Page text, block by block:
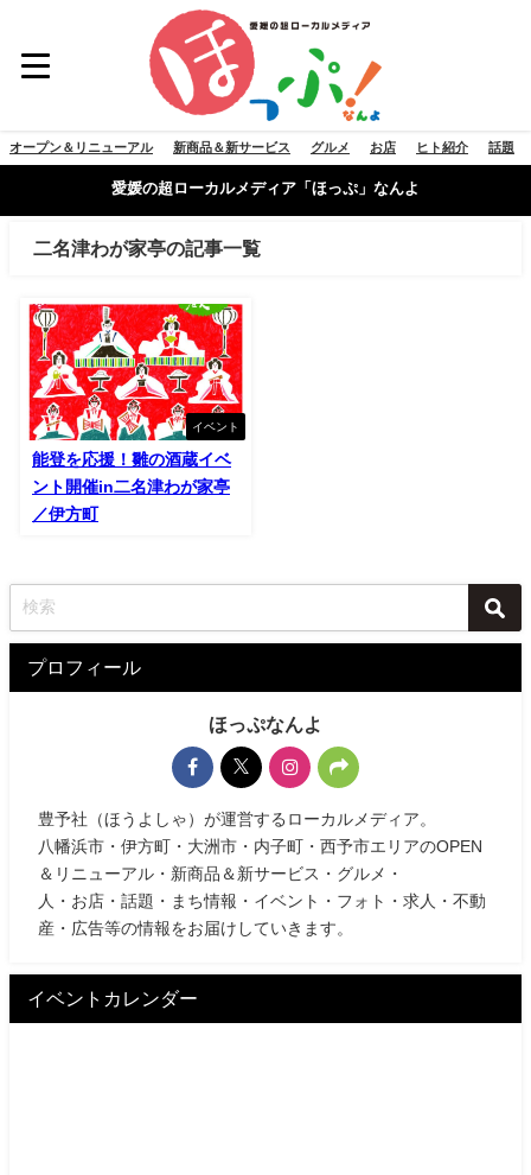
オープン＆リニューアル 新商品＆新サービス グルメ お店 ヒト紹介 話題
愛媛の超ローカルメディア「ほっぷ」なんよ
二名津わが家亭の記事一覧
イベント
能登を応援！雛の酒蔵イベ
ント開催in二名津わが家亭
／伊方町
プロフィール
ほっぷなんよ
豊予社（ほうよしゃ）が運営するローカルメディア。
八幡浜市・伊方町・大洲市・内子町・西予市エリアのOPEN
＆リニューアル・新商品＆新サービス・グルメ・
人・お店・話題・まち情報・イベント・フォト・求人・不動
産・広告等の情報をお届けしていきます。
イベントカレンダー